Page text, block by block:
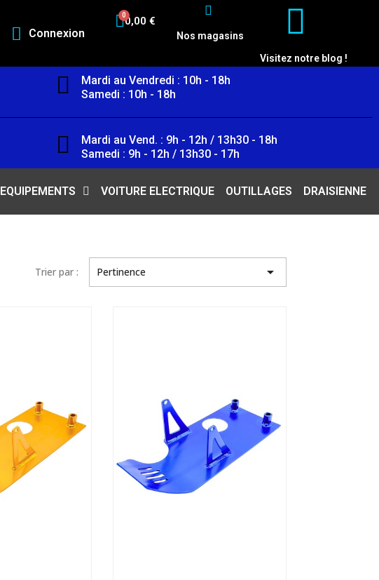
Connexion
0,00 €
Nos magasins
Visitez notre blog !
Mardi au Vendredi : 10h - 18h
Samedi : 10h - 18h
Mardi au Vend. : 9h - 12h / 13h30 - 18h
Samedi : 9h - 12h / 13h30 - 17h
EQUIPEMENTS VOITURE ELECTRIQUE OUTILLAGES DRAISIENNE
Trier par : Pertinence 